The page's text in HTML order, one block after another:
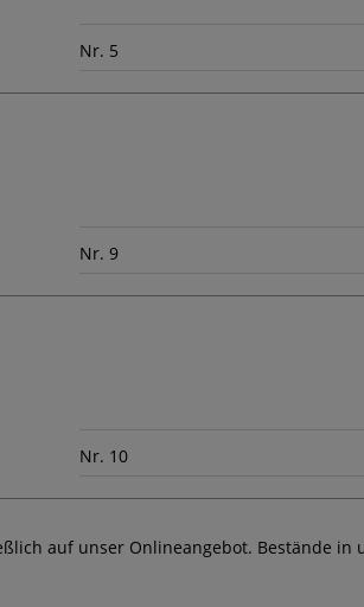
Nr. 5
Nr. 9
Nr. 10
auf unser Onlineangebot. Bestände in